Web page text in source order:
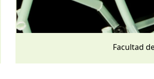
Facultad